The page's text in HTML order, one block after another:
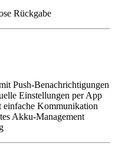
Rückgabe
Push-Benachrichtigungen
Einstellungen per App
einfache Kommunikation
Akku-Management